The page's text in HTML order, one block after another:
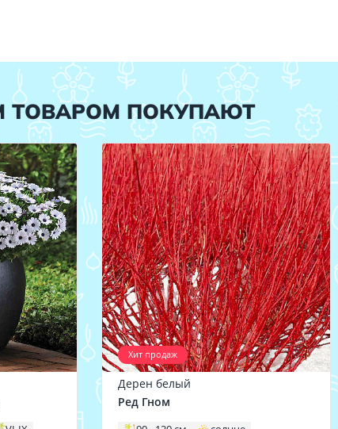
ТОВАРОМ ПОКУПАЮТ
Хит продаж
Дерен белый
Ред Гном